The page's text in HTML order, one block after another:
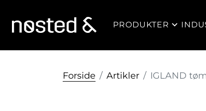
PRODUKTER
Forside Artikler IGLAND